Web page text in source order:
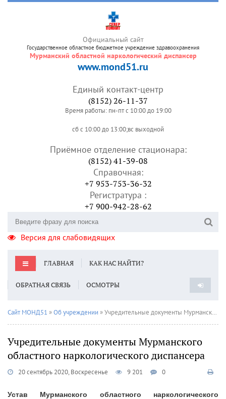
Официальный сайт
Государственное областное бюджетное учреждение здравоохранения
Мурманский областной наркологический диспансер
www.mond51.ru
Версия для слабовидящих
Единый контакт-центр
(8152) 26-11-37
Время работы: пн-пт с 10:00 до 19:00
сб с 10:00 до 13:00;вс выходной
Приёмное отделение стационара:
(8152) 41-39-08
Справочная:
+7 953-753-36-32
Регистратура :
+7 900-942-28-62
ГЛАВНАЯ КАК НАС НАЙТИ?
ОБРАТНАЯ СВЯЗЬ ОСМОТРЫ
Сайт МОНД51 »Об учреждении » Учредительные документы Мурманского областного наркологического диспансера
Учредительные документы Мурманского
областного наркологического диспансера
20 сентябрь 2020, Воскресенье 9 201 0
Устав Мурманского областного наркологического